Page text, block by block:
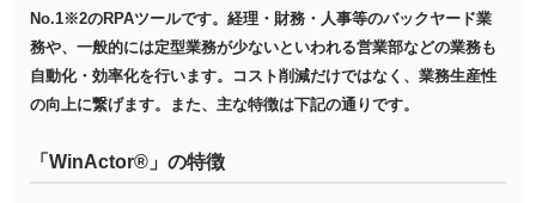
No.1※2のRPAツールです。経理・財務・人事等のバックヤード業
務や、一般的には定型業務が少ないといわれる営業部などの業務も
自動化・効率化を行います。コスト削減だけではなく、業務生産性
の向上に繋げます。また、主な特徴は下記の通りです。
「WinActor®」の特徴